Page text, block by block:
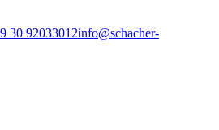
30 92033012info@schacher-